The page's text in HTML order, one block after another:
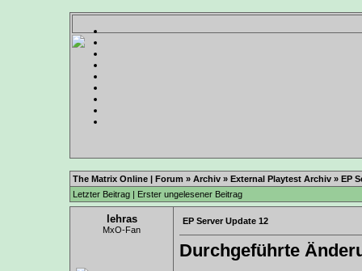
The Matrix Online | Forum » Archiv » External Playtest Archiv » EP
Letzter Beitrag | Erster ungelesener Beitrag
lehras
MxO-Fan
EP Server Update 12
Durchgeführte